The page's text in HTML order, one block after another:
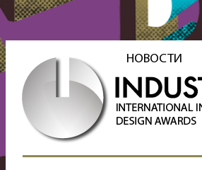
НОВОСТИ